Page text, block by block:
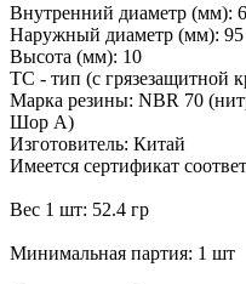
Внутренний диаметр (мм):
Наружный диаметр (мм): 95
Высота (мм): 10
TC - тип (с грязезащитной
Марка резины: NBR 70
Шор А)
Изготовитель: Китай
Имеется сертификат
Вес 1 шт: 52.4 гр
Минимальная партия: 1 шт